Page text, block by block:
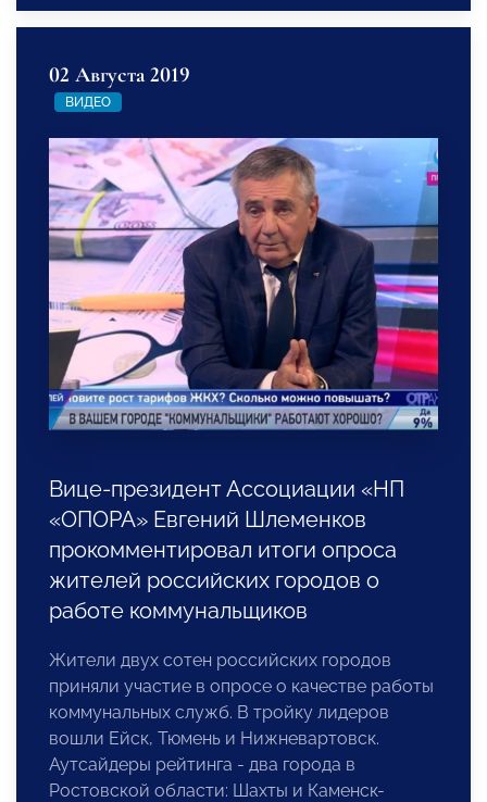
02 Августа 2019
ВИДЕО
Вице-президент Ассоциации «НП
«ОПОРА» Евгений Шлеменков
прокомментировал итоги опроса
жителей российских городов о
работе коммунальщиков
Жители двух сотен российских городов
приняли участие в опросе о качестве работы
коммунальных служб. В тройку лидеров
вошли Ейск, Тюмень и Нижневартовск.
Аутсайдеры рейтинга - два города в
Ростовской области: Шахты и Каменск-